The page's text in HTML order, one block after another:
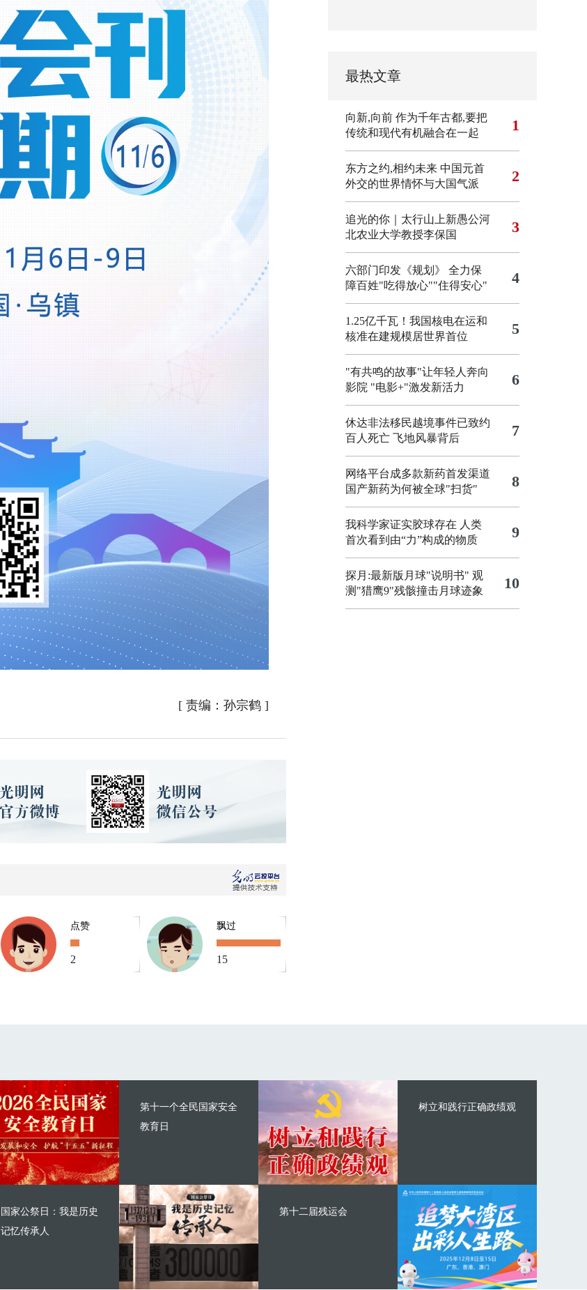
[ 责编：孙宗鹤 ]
点赞
2
飘过
15
最热文章
向新,向前 作为千年古都,要把
传统和现代有机融合在一起
1
东方之约,相约未来 中国元首
外交的世界情怀与大国气派
2
追光的你｜太行山上新愚公河
北农业大学教授李保国
3
六部门印发《规划》 全力保
障百姓"吃得放心""住得安心"
4
1.25亿千瓦！我国核电在运和
核准在建规模居世界首位
5
"有共鸣的故事"让年轻人奔向
影院 "电影+"激发新活力 6
休达非法移民越境事件已致约
百人死亡 飞地风暴背后 7
网络平台成多款新药首发渠道
国产新药为何被全球"扫货"
8
我科学家证实胶球存在 人类
首次看到由“力”构成的物质
9
探月:最新版月球"说明书" 观
测"猎鹰9"残骸撞击月球迹象
10
第十一个全民国家安全
教育日
国家公祭日：我是历史
记忆传承人
树立和践行正确政绩观
第十二届残运会